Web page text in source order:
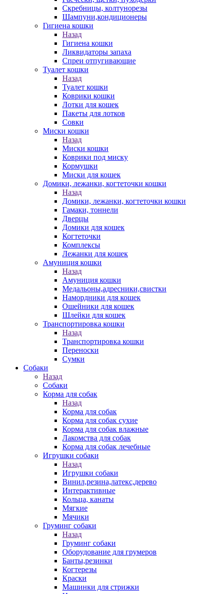
Скребницы, колтунорезы
Шампуни,кондиционеры
Гигиена кошки
Назад
Гигиена кошки
Ликвидаторы запаха
Спреи отпугивающие
Туалет кошки
Назад
Туалет кошки
Коврики кошки
Лотки для кошек
Пакеты для лотков
Совки
Миски кошки
Назад
Миски кошки
Коврики под миску
Кормушки
Миски для кошек
Домики, лежанки, когтеточки кошки
Назад
Домики, лежанки, когтеточки кошки
Гамаки, тоннели
Дверцы
Домики для кошек
Когтеточки
Комплексы
Лежанки для кошек
Амуниция кошки
Назад
Амуниция кошки
Медальоны,адресники,свистки
Намордники для кошек
Ошейники для кошек
Шлейки для кошек
Транспортировка кошки
Назад
Транспортировка кошки
Переноски
Сумки
Собаки
Назад
Собаки
Корма для собак
Назад
Корма для собак
Корма для собак сухие
Корма для собак влажные
Лакомства для собак
Корма для собак лечебные
Игрушки собаки
Назад
Игрушки собаки
Винил,резина,латекс,дерево
Интерактивные
Кольца, канаты
Мягкие
Мячики
Груминг собаки
Назад
Груминг собаки
Оборудование для грумеров
Банты,резинки
Когтерезы
Краски
Машинки для стрижки